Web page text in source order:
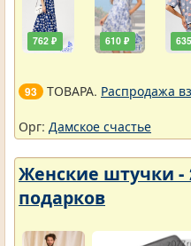
762 ₽ 610 ₽
93 ТОВАРА. Распродажа
Орг: Дамское счастье
Женские штучки -
подарков